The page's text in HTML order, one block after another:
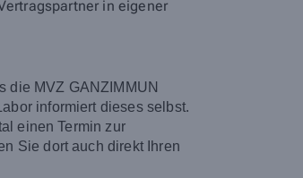
in eigener
die MVZ GANZIMMUN
informiert dieses selbst.
einen Termin zur
Sie dort auch direkt Ihren